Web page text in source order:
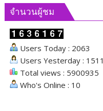
จำนวนผู้ชม
Users Today : 2063
Users Yesterday : 1511
Total views : 5900935
Who's Online : 10